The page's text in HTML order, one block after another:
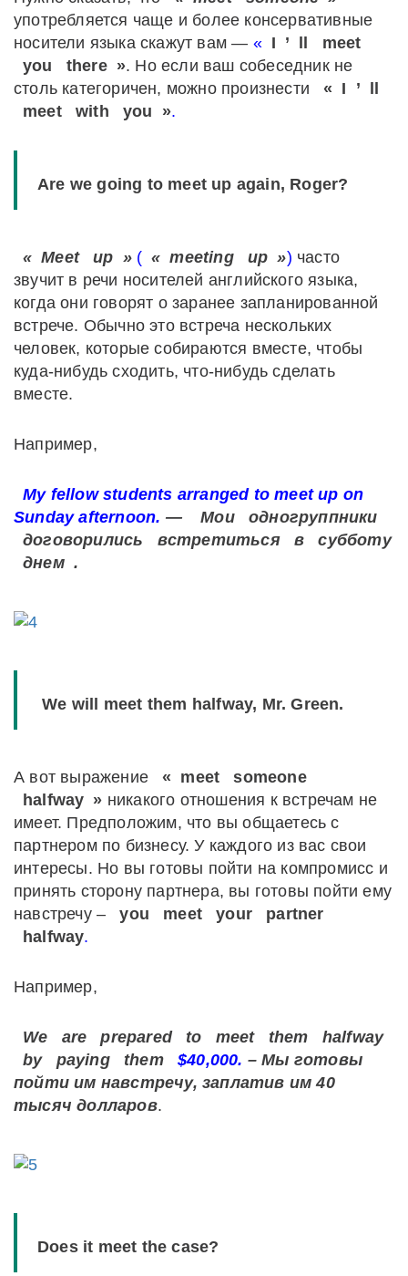
употребляется чаще и более консервативные
носители языка скажут вам — « I ’
meet
you
there ». Но если ваш собеседник не
столь категоричен, можно произнести
« I ’
meet
with you ».
Are we going to meet up again, Roger?
« Meet up »( « meeting up ») часто
звучит в речи носителей английского языка,
когда они говорят о заранее запланированной
встрече. Обычно это встреча нескольких
человек, которые собираются вместе, чтобы
куда-нибудь сходить, что-нибудь сделать
вместе.
Например,
My fellow students arranged to meet up on
Sunday afternoon. — Мои
одногруппники
договорились
встретиться в
субботу
днем .
We will meet them halfway, Mr. Green.
А вот выражение « meet
someone
halfway » никакого отношения к встречам не
имеет. Предположим, что вы общаетесь с
партнером по бизнесу. У каждого из вас свои
интересы. Но вы готовы пойти на компромисс и
принять сторону партнера, вы готовы пойти ему
навстречу –
you meet your
partner
halfway.
Например,
We are prepared to meet them
halfway
by
paying them $40,000. – Мы готовы
пойти им навстречу, заплатив им 40
тысяч долларов.
Does it meet the case?